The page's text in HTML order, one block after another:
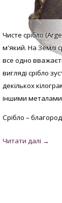
Чисте срібло
м'який. На Землі
все одно
вигляді срібло
декількох
іншими
Срібло –